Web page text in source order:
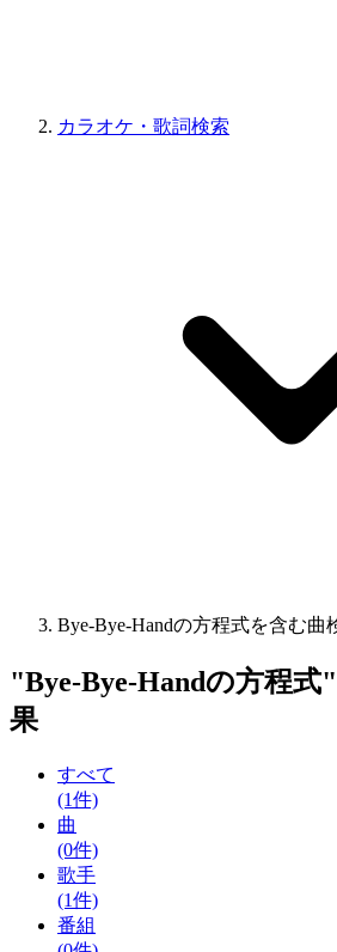
カラオケ・歌詞検索
Bye-Bye-Handの方程式を含む曲
"Bye-Bye-Handの方程式
果
すべて
(1件)
曲
(0件)
歌手
(1件)
番組